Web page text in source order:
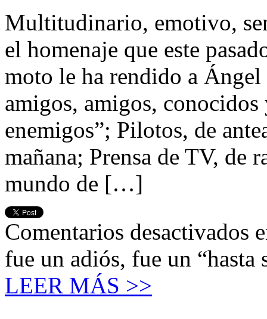
Multitudinario, emotivo,
el homenaje que este
moto le ha rendido a
amigos, amigos, conocidos
enemigos”; Pilotos, de
mañana; Prensa de TV, de
mundo de […]
Comentarios desactivados
fue un adiós, fue un “hasta
LEER MÁS >>